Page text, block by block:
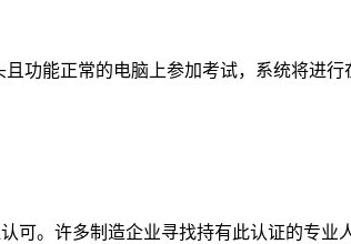
功能正常的电脑上参加考试，系统将进行
可。许多制造企业寻找持有此认证的专业